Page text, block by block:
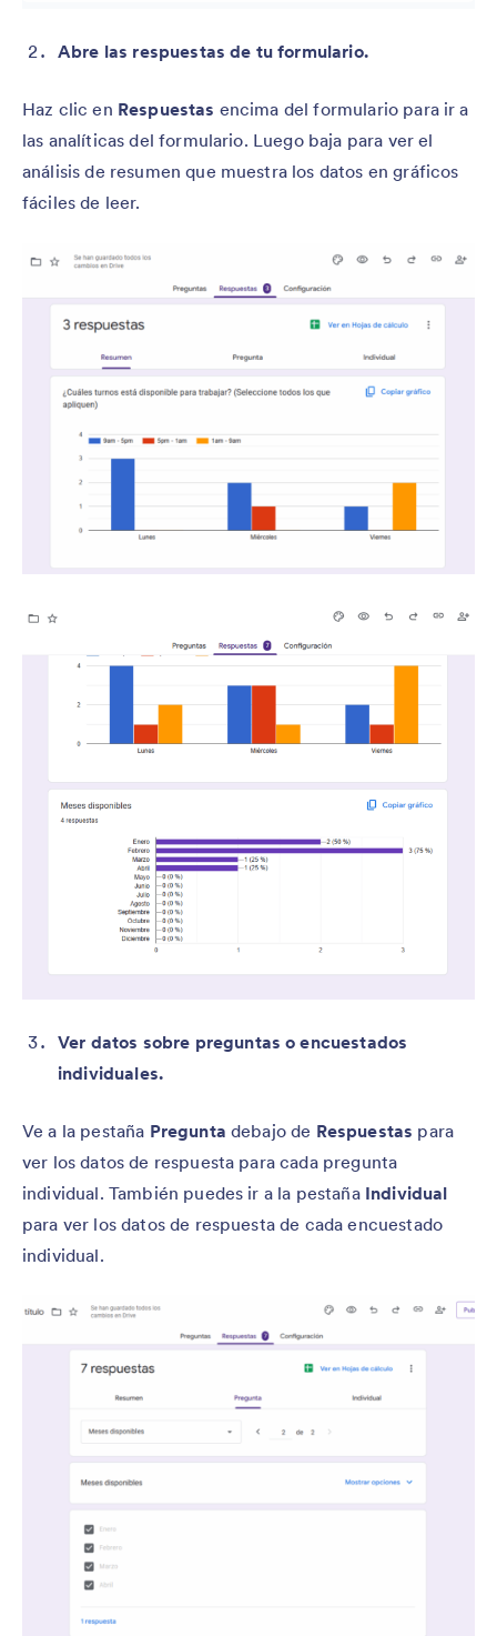
Abre las respuestas de tu formulario.
Haz clic en Respuestas encima del formulario para ir a
las analíticas del formulario. Luego baja para ver el
análisis de resumen que muestra los datos en gráficos
fáciles de leer.
Ver datos sobre preguntas o encuestados
individuales.
Ve a la pestaña Pregunta debajo de Respuestas para
ver los datos de respuesta para cada pregunta
individual. También puedes ir a la pestaña Individual
para ver los datos de respuesta de cada encuestado
individual.